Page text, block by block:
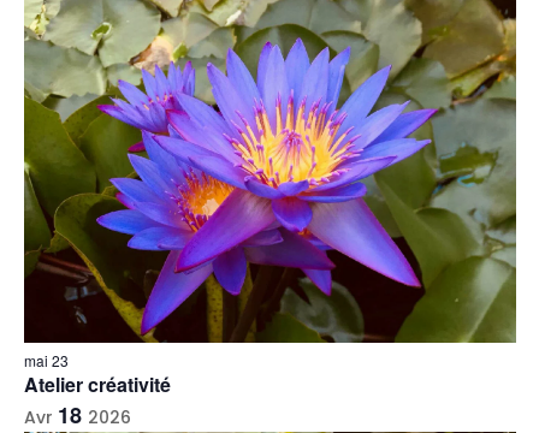
mai 23
Atelier créativité
Avr 18 2026